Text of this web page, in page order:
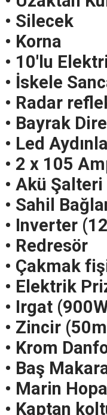
• Silecek
• Korna
• 10'lu
• İskele
• Radar
• Bayrak
• Led
• 2 x 105
• Akü Şalteri
• Sahil
• Inverter
• Redresör
• Çakmak
• Elektrik
• Irgat
• Zincir
• Krom
• Baş
• Marin
• Kaptan